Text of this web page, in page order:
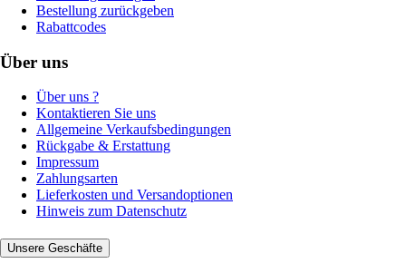
Bestellung zurückgeben
Rabattcodes
Über uns
Über uns ?
Kontaktieren Sie uns
Allgemeine Verkaufsbedingungen
Rückgabe & Erstattung
Impressum
Zahlungsarten
Lieferkosten und Versandoptionen
Hinweis zum Datenschutz
Unsere Geschäfte